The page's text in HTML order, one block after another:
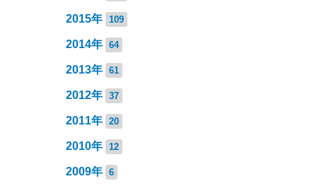
2015年 109
2014年 64
2013年 61
2012年 37
2011年 20
2010年 12
2009年 6